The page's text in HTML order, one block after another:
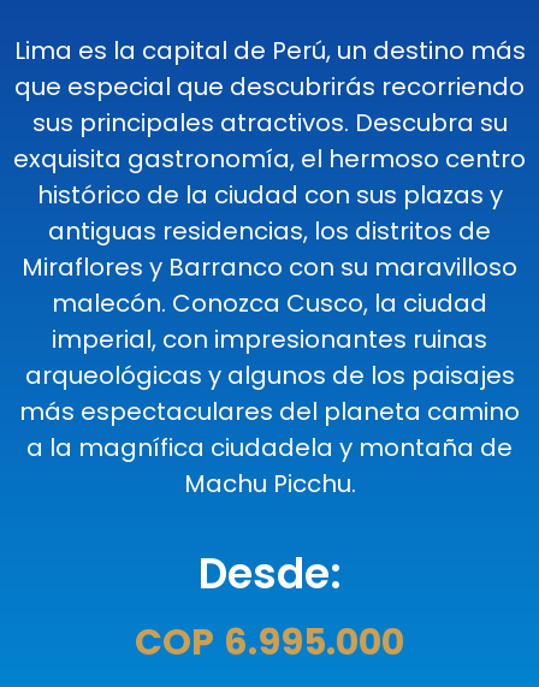
Lima es la capital de Perú, un destino más
que especial que descubrirás recorriendo
sus principales atractivos. Descubra su
exquisita gastronomía, el hermoso centro
histórico de la ciudad con sus plazas y
antiguas residencias, los distritos de
Miraflores y Barranco con su maravilloso
malecón. Conozca Cusco, la ciudad
imperial, con impresionantes ruinas
arqueológicas y algunos de los paisajes
más espectaculares del planeta camino
a la magnífica ciudadela y montaña de
Machu Picchu.
Desde:
COP 6.995.000